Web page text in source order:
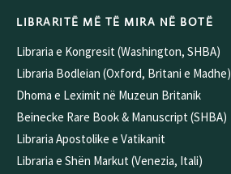
LIBRARITË MË TË MIRA NË BOTË
Libraria e Kongresit (Washington, SHBA)
Libraria Bodleian (Oxford, Britani e Madhe)
Dhoma e Leximit në Muzeun Britanik
Beinecke Rare Book & Manuscript (SHBA)
Libraria Apostolike e Vatikanit
Libraria e Shën Markut (Venezia, Itali)